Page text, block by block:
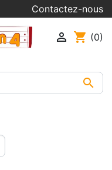
Contactez-nous

 shopping_cart (0)